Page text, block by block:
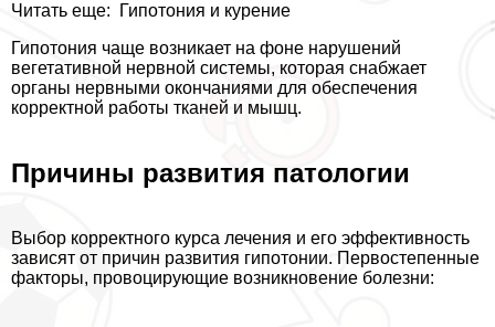
Читать еще:
Гипотония и курение
Гипотония чаще возникает на фоне нарушений
вегетативной нервной системы, которая снабжает
органы нервными окончаниями для обеспечения
корректной работы тканей и мышц.
Причины развития патологии
Выбор корректного курса лечения и его эффективность
зависят от причин развития гипотонии. Первостепенные
факторы, провоцирующие возникновение болезни: